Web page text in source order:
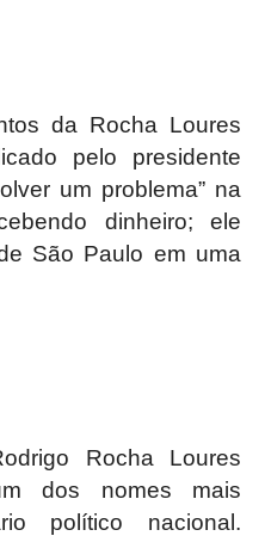
da Rocha Loures
pelo presidente
um problema” na
dinheiro; ele
São Paulo em uma
Rocha Loures
dos nomes mais
político nacional.